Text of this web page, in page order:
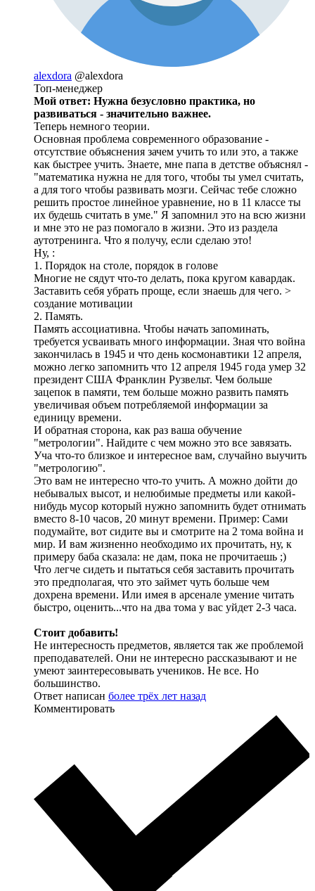
alexdora @alexdora
Топ-менеджер
Мой ответ: Нужна безусловно практика, но
развиваться - значительно важнее.
Теперь немного теории.
Основная проблема современного образование -
отсутствие объяснения зачем учить то или это, а также
как быстрее учить. Знаете, мне папа в детстве объяснял -
"математика нужна не для того, чтобы ты умел считать,
а для того чтобы развивать мозги. Сейчас тебе сложно
решить простое линейное уравнение, но в 11 классе ты
их будешь считать в уме." Я запомнил это на всю жизни
и мне это не раз помогало в жизни. Это из раздела
аутотренинга. Что я получу, если сделаю это!
Ну, :
1. Порядок на столе, порядок в голове
Многие не сядут что-то делать, пока кругом кавардак.
Заставить себя убрать проще, если знаешь для чего. >
создание мотивации
2. Память.
Память ассоциативна. Чтобы начать запоминать,
требуется усваивать много информации. Зная что война
закончилась в 1945 и что день космонавтики 12 апреля,
можно легко запомнить что 12 апреля 1945 года умер 32
президент США Франклин Рузвельт. Чем больше
зацепок в памяти, тем больше можно развить память
увеличивая объем потребляемой информации за
единицу времени.
И обратная сторона, как раз ваша обучение
"метрологии". Найдите с чем можно это все завязать.
Уча что-то близкое и интересное вам, случайно выучить
"метрологию".
Это вам не интересно что-то учить. А можно дойти до
небывалых высот, и нелюбимые предметы или какой-
нибудь мусор который нужно запомнить будет отнимать
вместо 8-10 часов, 20 минут времени. Пример: Сами
подумайте, вот сидите вы и смотрите на 2 тома война и
мир. И вам жизненно необходимо их прочитать, ну, к
примеру баба сказала: не дам, пока не прочитаешь ;)
Что легче сидеть и пытаться себя заставить прочитать
это предполагая, что это займет чуть больше чем
дохрена времени. Или имея в арсенале умение читать
быстро, оценить...что на два тома у вас уйдет 2-3 часа.
Стоит добавить!
Не интересность предметов, является так же проблемой
преподавателей. Они не интересно рассказывают и не
умеют заинтересовывать учеников. Не все. Но
большинство.
Ответ написан более трёх лет назад
Комментировать